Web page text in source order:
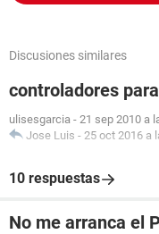
Discusiones similares
controladores
ulisesgarcia - 21 sep 2010 a
Jose Luis - 25 oct 2016 a
10 respuestas
No me arranca el